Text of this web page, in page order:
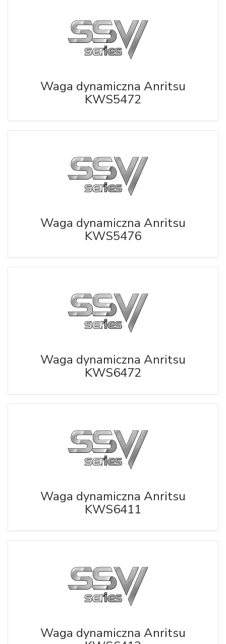
Waga dynamiczna Anritsu
KWS5472
Waga dynamiczna Anritsu
KWS5476
Waga dynamiczna Anritsu
KWS6472
Waga dynamiczna Anritsu
KWS6411
Waga dynamiczna Anritsu